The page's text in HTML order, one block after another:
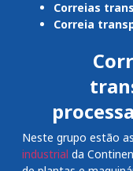
Correias
Correia
Neste grupo estão
industrial da